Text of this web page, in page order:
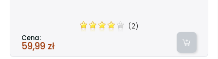
(2)
Cena:
59,99 zł